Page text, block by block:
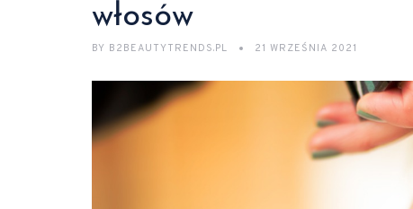
włosów
BY B2BEAUTYTRENDS.PL 21 WRZEŚNIA 2021